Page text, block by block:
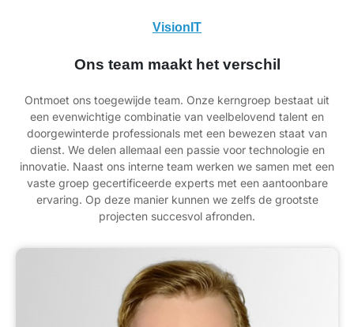
VisionIT
Ons team maakt het verschil
Ontmoet ons toegewijde team. Onze kerngroep bestaat uit
een evenwichtige combinatie van veelbelovend talent en
doorgewinterde professionals met een bewezen staat van
dienst. We delen allemaal een passie voor technologie en
innovatie. Naast ons interne team werken we samen met een
vaste groep gecertificeerde experts met een aantoonbare
ervaring. Op deze manier kunnen we zelfs de grootste
projecten succesvol afronden.